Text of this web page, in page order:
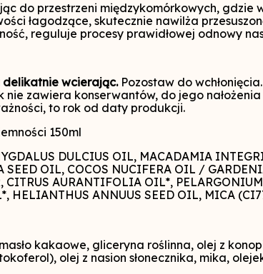
do przestrzeni międzykomórkowych, gdzie
łagodzące, skutecznie nawilża
reguluje procesy prawidłowej odnowy
delikatnie wcierając.Pozostaw do
nie zawiera konserwantów, do jego
to rok od daty produkcji.
150ml
DULCIUS OIL, MACADAMIA
SEED OIL, COCOS NUCIFERA OIL /
CITRUS AURANTIFOLIA OIL*, PELARGONIUM
HELIANTHUS ANNUUS SEED OIL, MICA
kakaowe, gliceryna roślinna, olej z
olej z nasion słonecznika, mika,